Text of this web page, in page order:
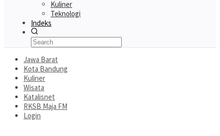
Kuliner
Teknologi
Indeks
Jawa Barat
Kota Bandung
Kuliner
Wisata
Katalisnet
RKSB Maja FM
Login